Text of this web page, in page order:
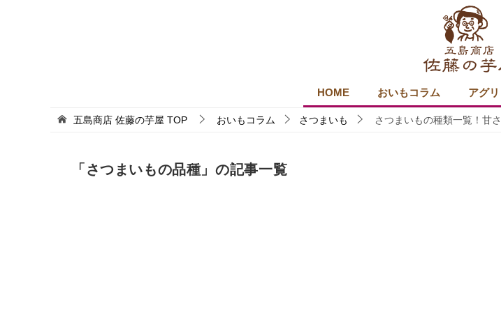
HOME おいもコラム アグ
五島商店 佐藤の芋屋 TOP おいもコラム さつまいも さつまいもの種類一覧！甘
「さつまいもの品種」の記事一覧